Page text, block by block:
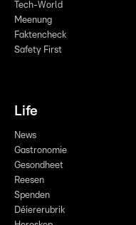
Tech-World
Meenung
Faktencheck
Safety First
Life
News
Gastronomie
Gesondheet
Reesen
Spenden
Déiererubrik